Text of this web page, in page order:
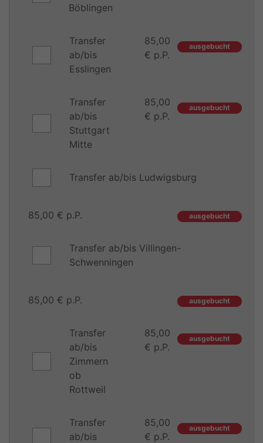
Böblingen
Transfer
ab/bis
Esslingen
85,00
€ p.P.
ausgebucht
Transfer
ab/bis
Stuttgart
Mitte
85,00
€ p.P.
ausgebucht
Transfer ab/bis Ludwigsburg
85,00 € p.P. ausgebucht
Transfer ab/bis Villingen-
Schwenningen
85,00 € p.P. ausgebucht
Transfer
ab/bis
Zimmern
ob
Rottweil
85,00
€ p.P.
ausgebucht
Transfer
ab/bis
85,00
€ p.P.
ausgebucht